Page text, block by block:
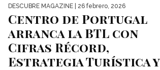
DESCUBRE MAGAZINE | 26 febrero, 2026
Centro de Portugal
arranca la BTL con
Cifras Récord,
Estrategia Turística y